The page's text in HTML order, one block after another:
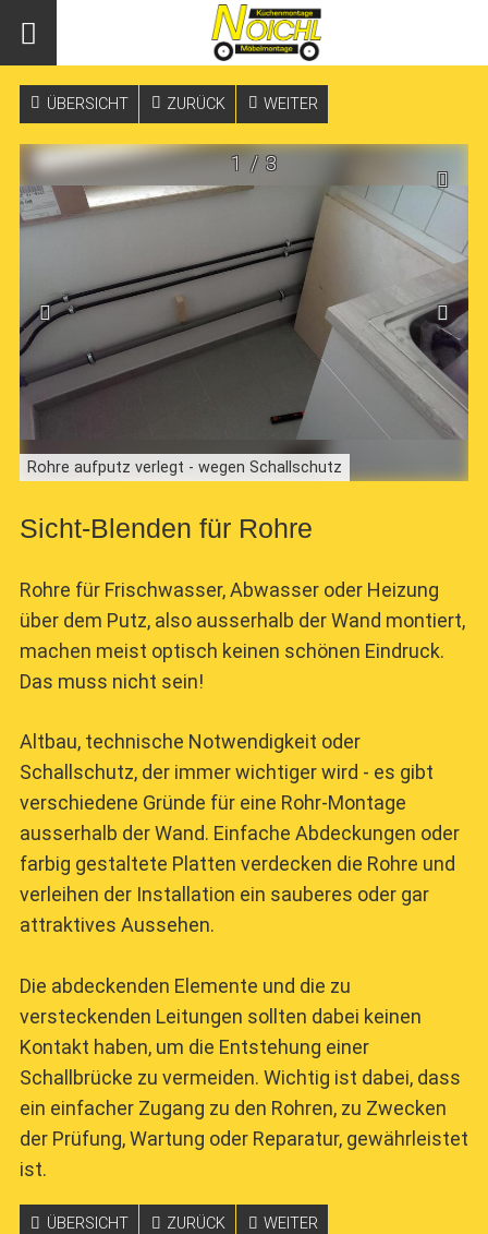
ÜBERSICHT ZURÜCK WEITER
Rohre aufputz verlegt - wegen Schallschutz
1 / 3
Sicht-Blenden für Rohre
Rohre für Frischwasser, Abwasser oder Heizung
über dem Putz, also ausserhalb der Wand montiert,
machen meist optisch keinen schönen Eindruck.
Das muss nicht sein!
Altbau, technische Notwendigkeit oder
Schallschutz, der immer wichtiger wird - es gibt
verschiedene Gründe für eine Rohr-Montage
ausserhalb der Wand. Einfache Abdeckungen oder
farbig gestaltete Platten verdecken die Rohre und
verleihen der Installation ein sauberes oder gar
attraktives Aussehen.
Die abdeckenden Elemente und die zu
versteckenden Leitungen sollten dabei keinen
Kontakt haben, um die Entstehung einer
Schallbrücke zu vermeiden. Wichtig ist dabei, dass
ein einfacher Zugang zu den Rohren, zu Zwecken
der Prüfung, Wartung oder Reparatur, gewährleistet
ist.
ÜBERSICHT ZURÜCK WEITER